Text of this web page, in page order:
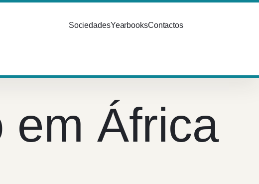
SociedadesYearbooksContactos
em África